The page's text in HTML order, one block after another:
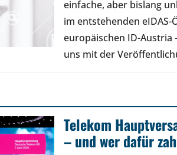
einfache, aber bislang
im entstehenden
europäischen ID-Austria
uns mit der
Telekom
– und wer dafür